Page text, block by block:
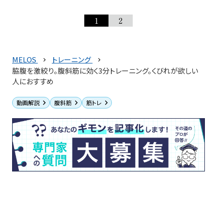
1 2
MELOS
トレーニング
脇腹を激絞り。腹斜筋に効く3分トレーニング。くびれが欲しい
人におすすめ
動画解説 腹斜筋 筋トレ